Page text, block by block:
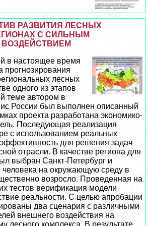
РАЗВИТИЯ ЛЕСНЫХ
С СИЛЬНЫМ
в настоящее время
прогнозирования
лесных
одного из этапов
теме автором в
России был выполнен описанный
проекта разработана экономико-
Последующая реализация
с использованием реальных
для решения задач
отрасли. В качестве региона для
выбран Санкт-Петербург и
человека на окружающую среду в
возросло. Проведенная на
тестов верификация модели
реальности. С целью апробации
два сценария с различными
внешнего воздействия на